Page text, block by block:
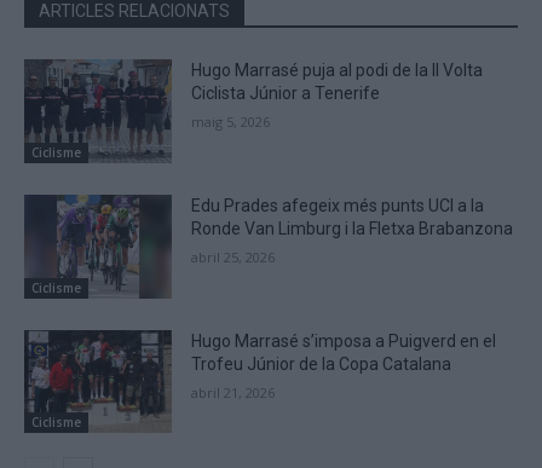
ARTICLES RELACIONATS
Ciclisme
Hugo Marrasé puja al podi de la II Volta
Ciclista Júnior a Tenerife
maig 5, 2026
Ciclisme
Edu Prades afegeix més punts UCI a la
Ronde Van Limburg i la Fletxa Brabanzona
abril 25, 2026
Ciclisme
Hugo Marrasé s’imposa a Puigverd en el
Trofeu Júnior de la Copa Catalana
abril 21, 2026